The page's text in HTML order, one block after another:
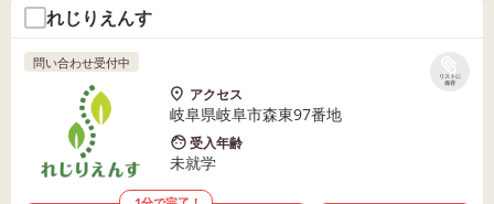
れじりえんす
リストに
保存
問い合わせ受付中
アクセス
岐阜県岐阜市森東97番地
受入年齢
未就学